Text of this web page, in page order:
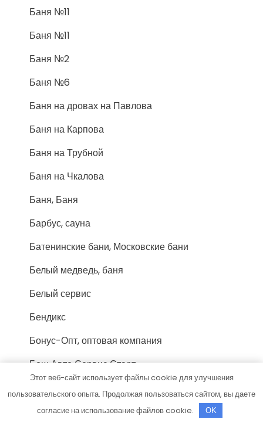
Баня №11
Баня №11
Баня №2
Баня №6
Баня на дровах на Павлова
Баня на Карпова
Баня на Трубной
Баня на Чкалова
Баня, Баня
Барбус, сауна
Батенинские бани, Московские бани
Белый медведь, баня
Белый сервис
Бендикс
Бонус-Опт, оптовая компания
Бош Авто Сервис Старт
Викинг
Этот веб-сайт использует файлы cookie для улучшения
пользовательского опыта. Продолжая пользоваться сайтом, вы даете
согласие на использование файлов cookie.
OK